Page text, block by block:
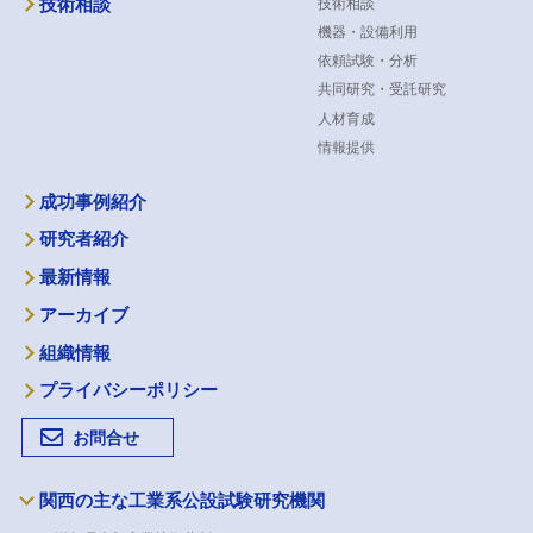
機器・設備利用
依頼試験・分析
共同研究・受託研究
人材育成
情報提供
成功事例紹介
研究者紹介
最新情報
アーカイブ
組織情報
プライバシーポリシー
お問合せ
関西の主な工業系公設試験研究機関